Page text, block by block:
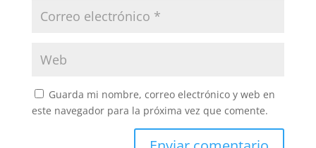
Guarda mi nombre, correo electrónico y web en
este navegador para la próxima vez que comente.